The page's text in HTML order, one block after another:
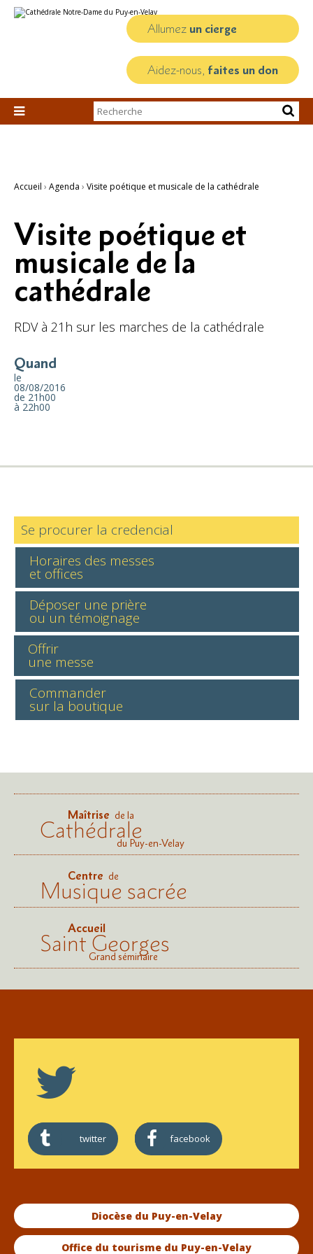
au
personnels
Allumez un cierge
Aidez-nous, faites un don

Chercher par
Recherche
Accueil › Agenda › Visite poétique et musicale de la cathédrale
Visite poétique et
musicale de la
cathédrale
RDV à 21h sur les marches de la cathédrale
Quand
le
08/08/2016
de 21h00
à 22h00
Se procurer la credencial
Horaires des messes
et offices
Déposer une prière
ou un témoignage
Offrir
une messe
Commander
sur la boutique
Maîtrise de la
Cathédraledu Puy-en-Velay
Centre de
Musique sacrée
Accueil
Saint Georges
Grand séminaire
twitter facebook
Diocèse du Puy-en-Velay
Office du tourisme du Puy-en-Velay